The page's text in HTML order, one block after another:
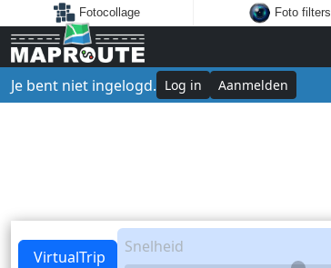
Fotocollage Foto filters
Je bent niet ingelogd. Log in Aanmelden
VirtualTrip
Snelheid